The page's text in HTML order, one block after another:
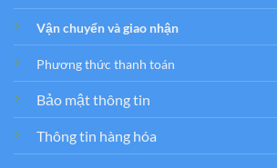
Vận chuyển và giao nhận
Phương thức thanh toán
Bảo mật thông tin
Thông tin hàng hóa